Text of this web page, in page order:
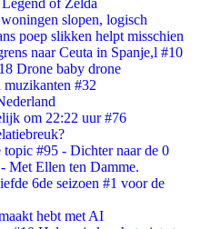
of Zelda
slopen, logisch
poep slikken helpt misschien
naar Ceuta in Spanje,l #10
Drone baby drone
muzikanten #32
om 22:22 uur #76
topic #95 - Dichter naar de 0
Met Ellen ten Damme.
6de seizoen #1 voor de
hebt met AI